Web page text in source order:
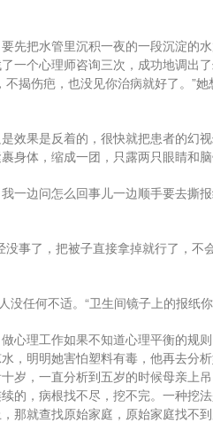
先把水管里沉积一夜的一段沉淀的
一个心理师咨询三次，成功地调出
揭伤疤，也没见你治病就好了。”
效果是反着的，很快就把患者的幻
身体，缩成一团，只露两只眼睛和脑
一边问怎么回事儿一边顺手要去撕
事了，把被子直接拿掉就行了，不
任何不适。“卫生间镜子上的报纸
心理工作如果不知道心理平衡的规
，明明她害怕塑料有毒，他再去分
岁，一直分析到五岁的时候母亲上
的，病根找不尽，挖不完。一种挖
就查找原始家庭，原始家庭找不